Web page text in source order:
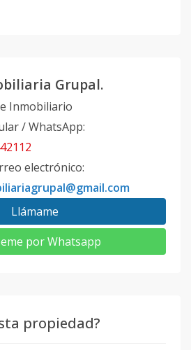
Grupal.
Inmobiliario
/ WhatsApp:
electrónico:
Llámame
por Whatsapp
propiedad?